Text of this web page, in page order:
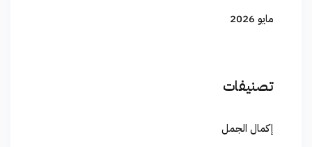
مايو 2026
تصنيفات
إكمال الجمل